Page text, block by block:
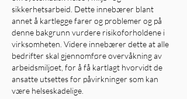
sikkerhetsarbeid. Dette innebærer blant
annet å kartlegge farer og problemer og på
denne bakgrunn vurdere risikoforholdene i
virksomheten. Videre innebærer dette at alle
bedrifter skal gjennomføre overvåkning av
arbeidsmiljøet, for å få kartlagt hvorvidt de
ansatte utsettes for påvirkninger som kan
være helseskadelige.